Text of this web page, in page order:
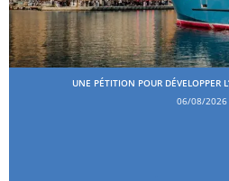
UNE PÉTITION POUR DÉVELOPPER
06/08/2026